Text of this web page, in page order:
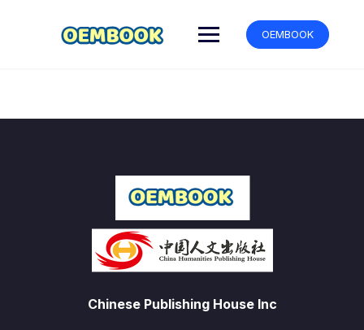
OEMBOOK
Chinese Publishing House Inc